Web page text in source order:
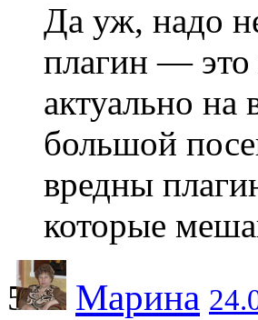
Да уж, надо
плагин — это
актуально на
большой
вредны
которые
Марина